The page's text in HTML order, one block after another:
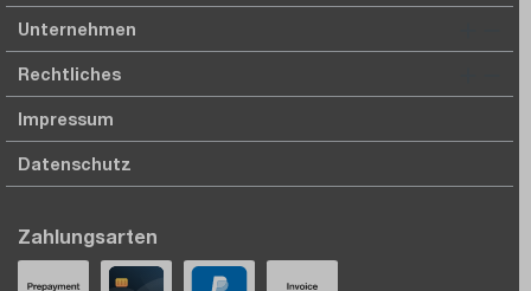
Unternehmen
Rechtliches
Impressum
Datenschutz
Zahlungsarten